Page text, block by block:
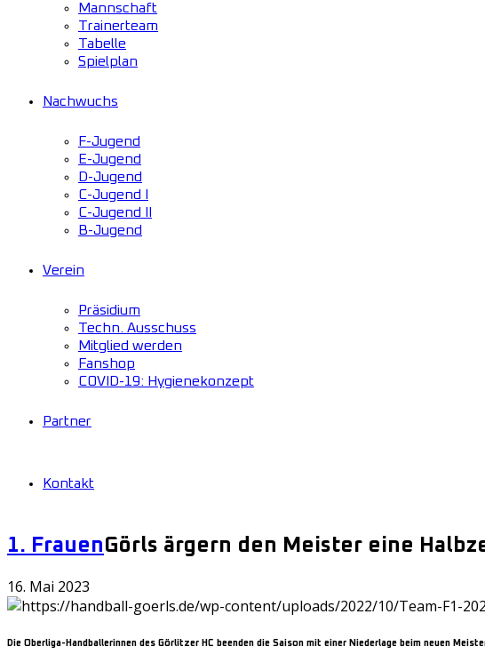
Mannschaft
Trainerteam
Tabelle
Spielplan
Nachwuchs
F-Jugend
E-Jugend
D-Jugend
C-Jugend I
C-Jugend II
B-Jugend
Verein
Präsidium
Techn. Ausschuss
Mitglied werden
Fanshop
COVID-19: Hygienekonzept
Partner
Kontakt
1. FrauenGörls ärgern den Meister eine
16. Mai 2023
Die Oberliga-Handballerinnen des Görlitzer HC beenden die Saison mit einer Niederlage beim neuen